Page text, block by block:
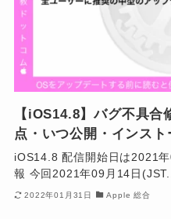
【iOS14.8】バグ不具
点・いつ公開・インス
iOS14.8 配信開始日は2021
報 今回2021年09月14日(JST...
2022年01月31日 Apple 総合